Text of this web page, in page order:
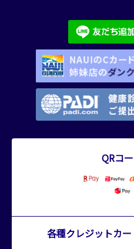
QRコ
各種クレジットカ